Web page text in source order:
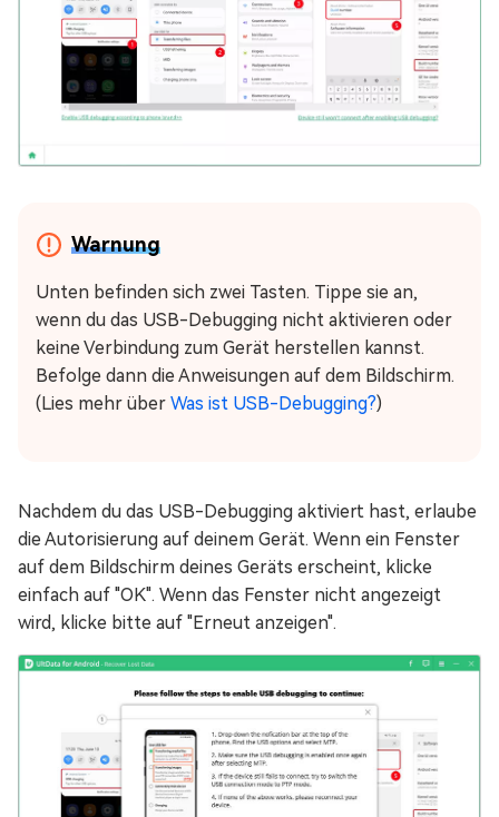
Warnung
Unten befinden sich zwei Tasten. Tippe sie an,
wenn du das USB-Debugging nicht aktivieren oder
keine Verbindung zum Gerät herstellen kannst.
Befolge dann die Anweisungen auf dem Bildschirm.
(Lies mehr über Was ist USB-Debugging?)
Nachdem du das USB-Debugging aktiviert hast, erlaube
die Autorisierung auf deinem Gerät. Wenn ein Fenster
auf dem Bildschirm deines Geräts erscheint, klicke
einfach auf "OK". Wenn das Fenster nicht angezeigt
wird, klicke bitte auf "Erneut anzeigen".